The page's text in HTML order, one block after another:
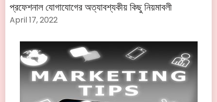
প্রফেশনাল যোগাযোগের অত্যাবশ্যকীয় কিছু নিয়মাবলী
April 17, 2022